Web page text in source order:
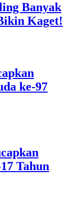
Banyak
Kaget!
ke-97
Tahun